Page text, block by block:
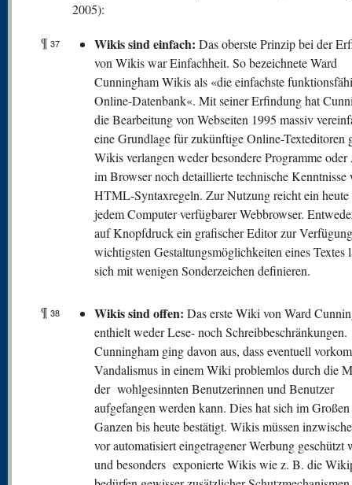
2005):
¶ 37 Wikis sind einfach: Das oberste Prinzip bei der
von Wikis war Einfachheit. So bezeichnete Ward
Cunningham Wikis als «die einfachste
Online-Datenbank«. Mit seiner Erfindung hat
die Bearbeitung von Webseiten 1995 massiv
eine Grundlage für zukünftige Online-Texteditoren
Wikis verlangen weder besondere Programme
im Browser noch detaillierte technische
HTML-Syntaxregeln. Zur Nutzung reicht ein heute
jedem Computer verfügbarer Webbrowser.
auf Knopfdruck ein grafischer Editor zur
wichtigsten Gestaltungsmöglichkeiten eines Textes
sich mit wenigen Sonderzeichen definieren.
¶ 38 Wikis sind offen: Das erste Wiki von Ward
enthielt weder Lese- noch Schreibbeschränkungen.
Cunningham ging davon aus, dass eventuell
Vandalismus in einem Wiki problemlos durch die
der wohlgesinnten Benutzerinnen und Benutzer
aufgefangen werden kann. Dies hat sich im
Ganzen bis heute bestätigt. Wikis müssen
vor automatisiert eingetragener Werbung geschützt
und besonders exponierte Wikis wie z. B. die